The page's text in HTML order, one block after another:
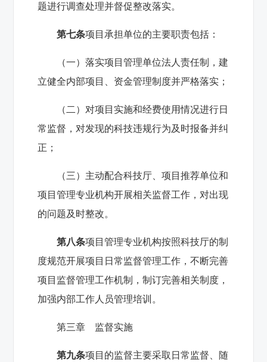
题进行调查处理并督促整改落实。
第七条项目承担单位的主要职责包括：
（一）落实项目管理单位法人责任制，建
立健全内部项目、资金管理制度并严格落实；
（二）对项目实施和经费使用情况进行日
常监督，对发现的科技违规行为及时报备并纠
正；
（三）主动配合科技厅、项目推荐单位和
项目管理专业机构开展相关监督工作，对出现
的问题及时整改。
第八条项目管理专业机构按照科技厅的制
度规范开展项目日常监督管理工作，不断完善
项目监督管理工作机制，制订完善相关制度，
加强内部工作人员管理培训。
第三章 监督实施
第九条项目的监督主要采取日常监督、随